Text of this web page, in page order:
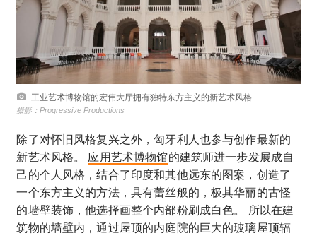
工业艺术博物馆的宏伟大厅拥有独特东方主义的新艺术风格
摄影：Progressive Productions
除了对怀旧风格复兴之外，匈牙利人也参与创作最新的
新艺术风格。 应用艺术博物馆的建筑师进一步发展成自
己的个人风格，结合了印度和其他远东的图案，创造了
一个东方主义的方法，具有蕾丝般的，极其华丽的古怪
的墙壁装饰，他选择画整个内部粉刷成白色。 所以在建
筑物的墙壁内，通过屋顶的内庭院的巨大的玻璃屋顶辐